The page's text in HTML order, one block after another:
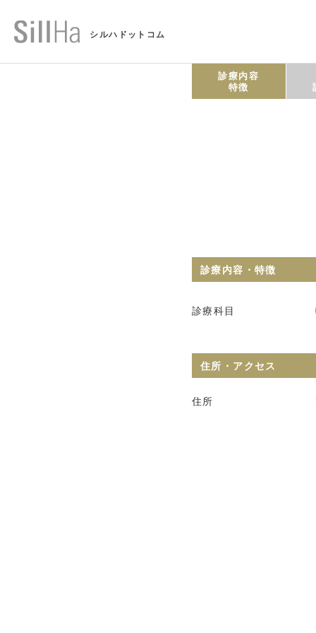
シルハドットコム
診療内容
特徴
診療内容・特徴
診療科目
住所・アクセス
住所